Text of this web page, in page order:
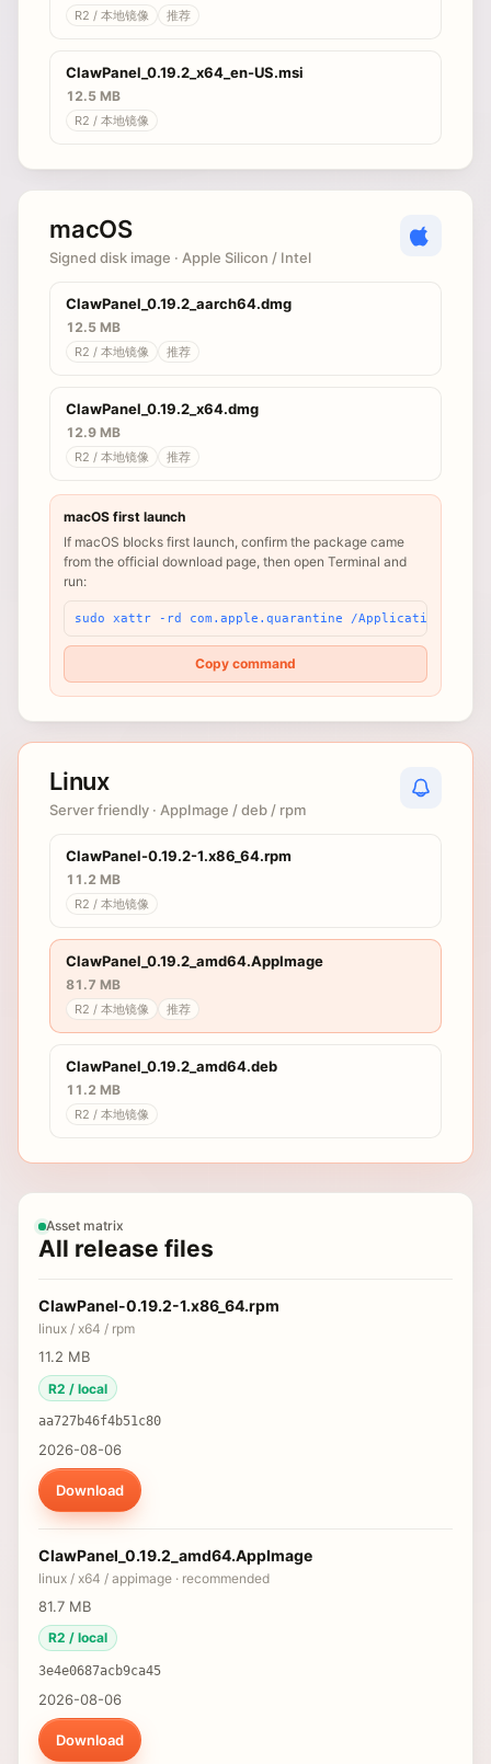
R2 / 本地镜像 推荐
ClawPanel_0.19.2_x64_en-US.msi
12.5 MB
R2 / 本地镜像
macOS
Signed disk image · Apple Silicon / Intel
ClawPanel_0.19.2_aarch64.dmg
12.5 MB
R2 / 本地镜像 推荐
ClawPanel_0.19.2_x64.dmg
12.9 MB
R2 / 本地镜像 推荐
macOS first launch
If macOS blocks first launch, confirm the package came
from the official download page, then open Terminal and
run:
sudo xattr -rd com.apple.quarantine /Applications/
Copy command
Linux
Server friendly · AppImage / deb / rpm
ClawPanel-0.19.2-1.x86_64.rpm
11.2 MB
R2 / 本地镜像
ClawPanel_0.19.2_amd64.AppImage
81.7 MB
R2 / 本地镜像 推荐
ClawPanel_0.19.2_amd64.deb
11.2 MB
R2 / 本地镜像
Asset matrix
All release files
ClawPanel-0.19.2-1.x86_64.rpm
linux / x64 / rpm
11.2 MB
R2 / local
aa727b46f4b51c80
2026-08-06
Download
ClawPanel_0.19.2_amd64.AppImage
linux / x64 / appimage · recommended
81.7 MB
R2 / local
3e4e0687acb9ca45
2026-08-06
Download